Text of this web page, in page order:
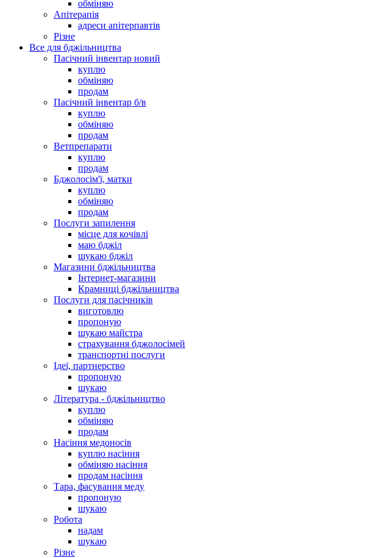
обміняю
Апітерапія
адреси апітерпавтів
Різне
Все для бджільництва
Пасічний інвентар новий
куплю
обміняю
продам
Пасічний інвентар б/в
куплю
обміняю
продам
Ветпрепарати
куплю
продам
Бджолосім'ї, матки
куплю
обміняю
продам
Послуги запилення
місце для кочівлі
маю бджіл
шукаю бджіл
Магазини бджільництва
Інтернет-магазини
Крамниці бджільництва
Послуги для пасічників
виготовлю
пропоную
шукаю майстра
страхування бджолосімей
транспортні послуги
Ідеї, партнерство
пропоную
шукаю
Література - бджільництво
куплю
обміняю
продам
Насіння медоносів
куплю насіння
обміняю насіння
продам насіння
Тара, фасування меду
пропоную
шукаю
Робота
надам
шукаю
Різне